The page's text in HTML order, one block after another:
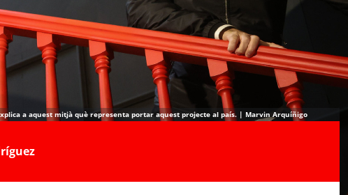
a aquest mitjà què representa portar aquest projecte al país. | Marvin Arquíñigo